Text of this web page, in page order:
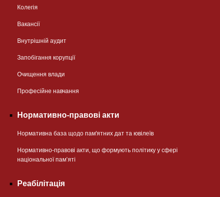
Колегія
Вакансії
Внутрішній аудит
Запобігання корупції
Очищення влади
Професійне навчання
Нормативно-правові акти
Нормативна база щодо пам'ятних дат та ювілеїв
Нормативно-правові акти, що формують політику у сфері
національної памʼяті
Реабілітація